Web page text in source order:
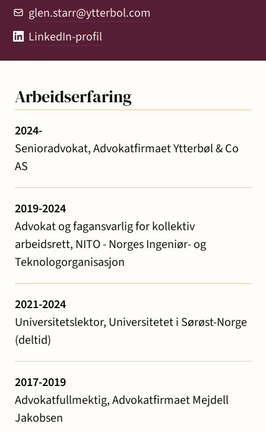
glen.starr@ytterbol.com
LinkedIn-profil
Arbeidserfaring
2024-
Senioradvokat, Advokatfirmaet Ytterbøl & Co
AS
2019-2024
Advokat og fagansvarlig for kollektiv
arbeidsrett, NITO - Norges Ingeniør- og
Teknologorganisasjon
2021-2024
Universitetslektor, Universitetet i Sørøst-Norge
(deltid)
2017-2019
Advokatfullmektig, Advokatfirmaet Mejdell
Jakobsen